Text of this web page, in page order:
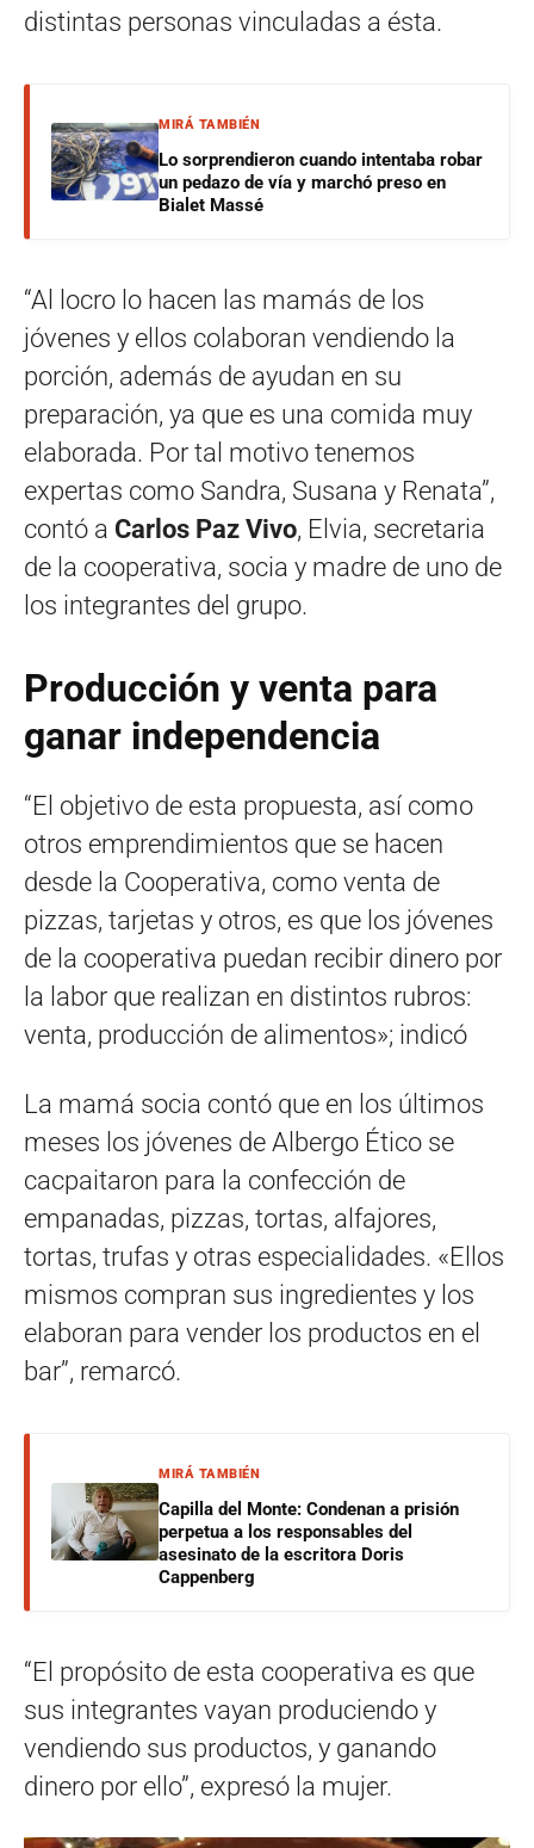
distintas personas vinculadas a ésta.
MIRÁ TAMBIÉN
Lo sorprendieron cuando intentaba robar
un pedazo de vía y marchó preso en
Bialet Massé
“Al locro lo hacen las mamás de los
jóvenes y ellos colaboran vendiendo la
porción, además de ayudan en su
preparación, ya que es una comida muy
elaborada. Por tal motivo tenemos
expertas como Sandra, Susana y Renata”,
contó a Carlos Paz Vivo, Elvia, secretaria
de la cooperativa, socia y madre de uno de
los integrantes del grupo.
Producción y venta para
ganar independencia
“El objetivo de esta propuesta, así como
otros emprendimientos que se hacen
desde la Cooperativa, como venta de
pizzas, tarjetas y otros, es que los jóvenes
de la cooperativa puedan recibir dinero por
la labor que realizan en distintos rubros:
venta, producción de alimentos»; indicó
La mamá socia contó que en los últimos
meses los jóvenes de Albergo Ético se
cacpaitaron para la confección de
empanadas, pizzas, tortas, alfajores,
tortas, trufas y otras especialidades. «Ellos
mismos compran sus ingredientes y los
elaboran para vender los productos en el
bar”, remarcó.
MIRÁ TAMBIÉN
Capilla del Monte: Condenan a prisión
perpetua a los responsables del
asesinato de la escritora Doris
Cappenberg
“El propósito de esta cooperativa es que
sus integrantes vayan produciendo y
vendiendo sus productos, y ganando
dinero por ello”, expresó la mujer.